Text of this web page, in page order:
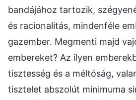
bandájához tartozik,
és racionalitás, mindenféle
gazember. Megmenti majd
embereket? Az ilyen
tisztesség és a méltóság,
tisztelet abszolút minimuma